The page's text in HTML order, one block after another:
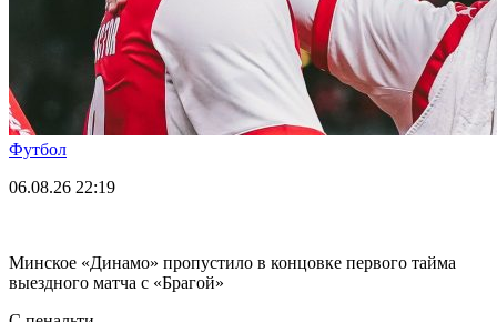
Футбол
06.08.26 22:19
Минское «Динамо» пропустило в концовке первого тайма
выездного матча с «Брагой»